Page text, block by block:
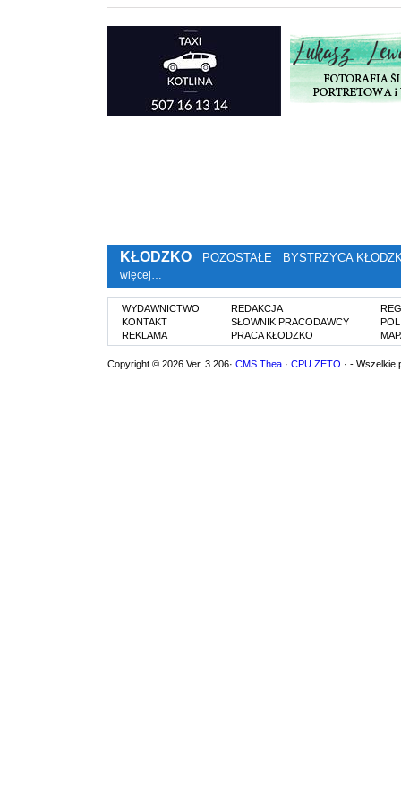
KŁODZKO POZOSTAŁE BYSTRZYCA
więcej…
WYDAWNICTWO
KONTAKT
REKLAMA
REDAKCJA
SŁOWNIK PRACODAWCY
PRACA KŁODZKO
Copyright © 2026 Ver. 3.206· CMS Thea · CPU ZETO · - Wszelkie